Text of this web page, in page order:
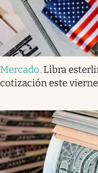
Mercado. Libra
cotización este